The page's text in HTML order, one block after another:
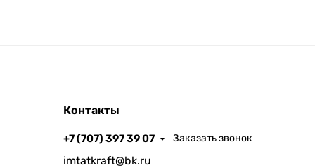
Контакты
+7 (707) 397 39 07 Заказать звонок
imtatkraft@bk.ru